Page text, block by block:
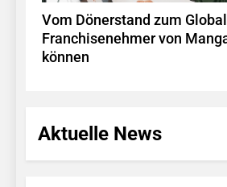
Vom Dönerstand zum
Franchisenehmer von
können
Aktuelle News